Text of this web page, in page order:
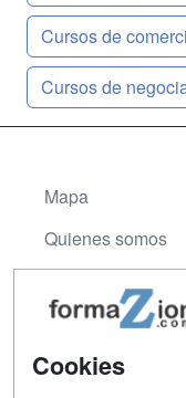
Cursos de
Cursos de
Mapa
Quienes somos
Acceso Usuarios
Acceso Centros
Cookies